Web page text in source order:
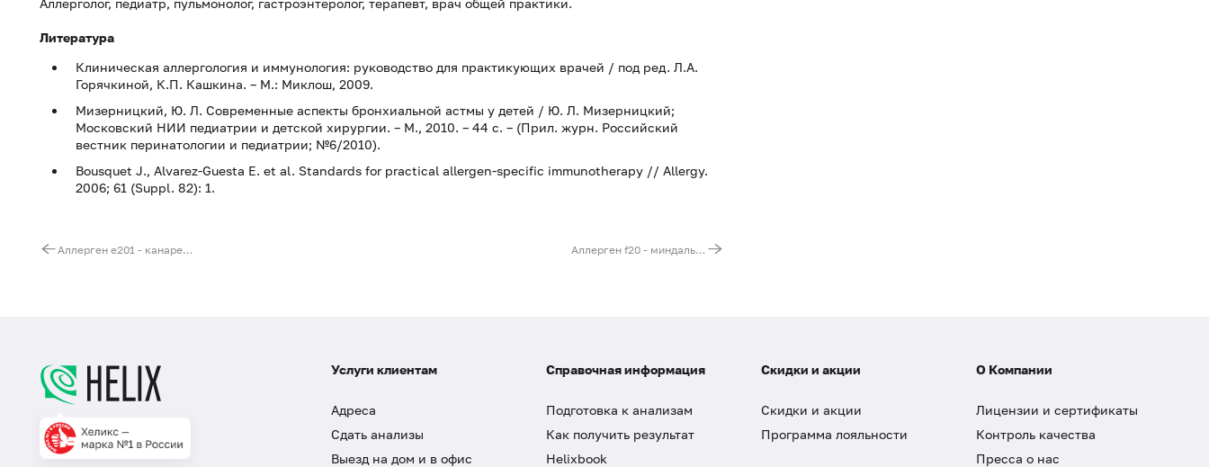
Аллерголог, педиатр, пульмонолог, гастроэнтеролог, терапевт, врач общей практики.
Литература
Клиническая аллергология и иммунология: руководство для практикующих врачей / под ред. Л.А.
Горячкиной, К.П. Кашкина. – М.: Миклош, 2009.
Мизерницкий, Ю. Л. Современные аспекты бронхиальной астмы у детей / Ю. Л. Мизерницкий;
Московский НИИ педиатрии и детской хирургии. – М., 2010. – 44 с. – (Прил. журн. Российский
вестник перинатологии и педиатрии; №6/2010).
Bousquet J., Alvarez-Guesta E. et al. Standards for practical allergen-specific immunotherapy // Allergy.
2006; 61 (Suppl. 82): 1.
Аллерген e201 - канарейка, перо, IgE (ImmunoCAP) Аллерген f20 - миндаль, IgE (ImmunoCAP)
Услуги клиентам
Адреса
Сдать анализы
Выезд на дом и в офис
Справочная информация
Подготовка к анализам
Как получить результат
Helixbook
Скидки и акции
Скидки и акции
Программа лояльности
О Компании
Лицензии и сертификаты
Контроль качества
Пресса о нас